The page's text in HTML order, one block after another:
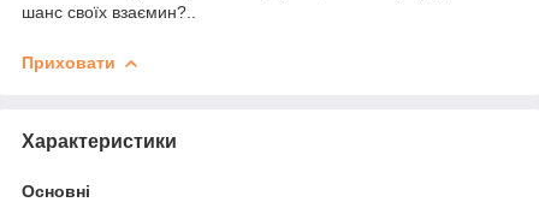
шанс своїх взаємин?..
Приховати
Характеристики
Основні